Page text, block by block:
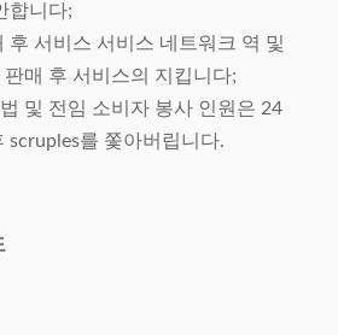
합니다;
후 서비스 서비스 네트워크 역 및
매 후 서비스의 지킵니다;
및 전임 소비자 봉사 인원은 24
scruples를 쫓아버립니다.